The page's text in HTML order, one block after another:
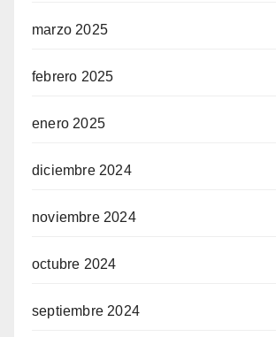
marzo 2025
febrero 2025
enero 2025
diciembre 2024
noviembre 2024
octubre 2024
septiembre 2024